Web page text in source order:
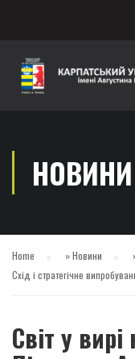
НОВИНИ
Home »Новини
Схід і стратегічне
Світ у